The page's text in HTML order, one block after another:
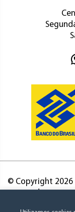
© Copyright 2026